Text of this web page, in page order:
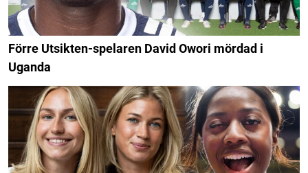
Förre Utsikten-spelaren David Owori mördad i
Uganda